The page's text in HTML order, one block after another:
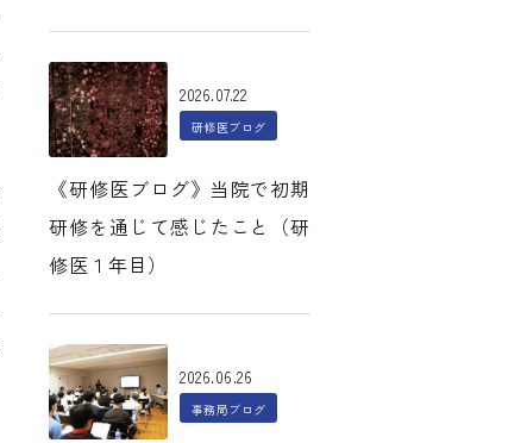
2026.07.22
研修医ブログ
《研修医ブログ》当院で初期
研修を通じて感じたこと（研
修医１年目）
2026.06.26
事務局ブログ